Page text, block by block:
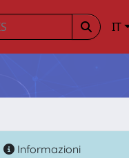
IT
Informazioni